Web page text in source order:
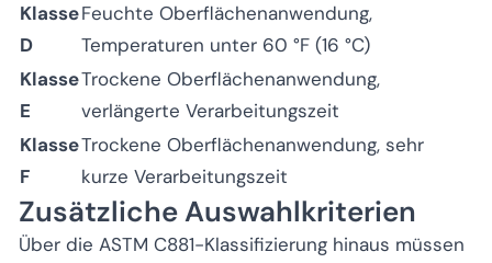
Klasse
D
Feuchte Oberflächenanwendung,
Temperaturen unter 60 °F (16 °C)
Klasse
E
Trockene Oberflächenanwendung,
verlängerte Verarbeitungszeit
Klasse
F
Trockene Oberflächenanwendung, sehr
kurze Verarbeitungszeit
Zusätzliche Auswahlkriterien
Über die ASTM C881-Klassifizierung hinaus müssen